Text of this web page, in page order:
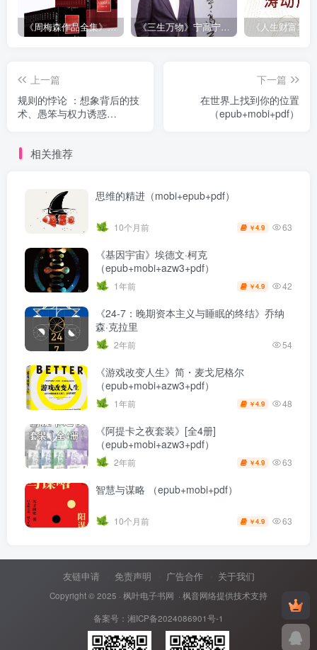
《周梅森作品全集》[共30册] 《三生万物》宁高宁（epub+mobi+azw3+pdf）
上一篇
规则的悖论 ：想象背后的技
术、愚笨与权力诱惑
下一篇
在世界上找到你的位置
（epub+mobi+pdf）
相关推荐
思维的精进（mobi+epub+pdf）
10个月前 ￥4.9 63
《基因宇宙》埃德文·柯克
（epub+mobi+azw3+pdf）
1年前 ￥4.9 42
《24-7：晚期资本主义与睡眠的终结》乔纳
森·克拉里
2年前 54
《游戏改变人生》简・麦戈尼格尔
（epub+mobi+azw3+pdf）
1年前 ￥4.9 48
《阿提卡之夜套装》[全4册]
（epub+mobi+azw3+pdf）
2年前 ￥4.9 63
智慧与谋略 （epub+mobi+pdf）
10个月前 ￥4.9 63
友链申请 免责声明 广告合作 关于我们
Copyright © 2025 · 枫叶电子书网 · 枫音网络提供技术支持
备案号： 湘ICP备2024086901号-1